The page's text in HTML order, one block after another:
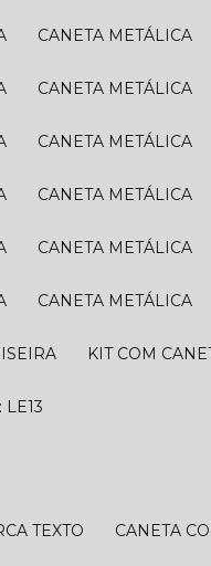
CANETA METÁLICA
CANETA METÁLICA
CANETA METÁLICA
CANETA METÁLICA
CANETA METÁLICA
CANETA METÁLICA
KIT COM
: LE13
TEXTO CANETA